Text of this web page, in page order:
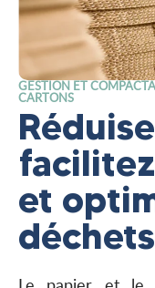
GESTION ET
CARTONS
et
déchets